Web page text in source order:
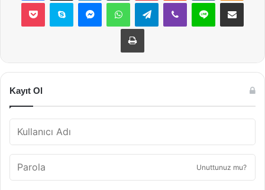
Pocket Skype MessengerWhatsAppTelegramViber Line E-Posta ile
Yazdır
Kayıt Ol
Unuttunuz mu?